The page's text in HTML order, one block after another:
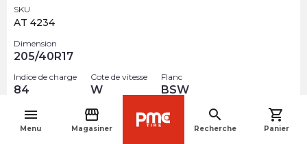
menu
Menu
storefront
Magasiner
search
Recherche
shopping_cart
Panier
SKU
AT 4234
Dimension
205/40R17
Indice de charge
84
Cote de vitesse
W
Flanc
BSW
$142.32 arrow_forward
navigate_before